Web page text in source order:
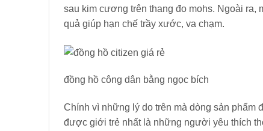
sau kim cương trên thang đo mohs. Ngoài ra,
quả giúp hạn chế trầy xước, va chạm.
đồng hồ công dân bằng ngọc bích
Chính vì những lý do trên mà dòng sản phẩm
được giới trẻ nhất là những người yêu thích